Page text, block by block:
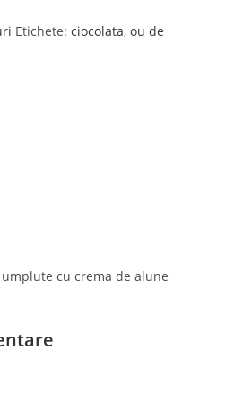
Etichete:ciocolata,ou de
cu crema de alune